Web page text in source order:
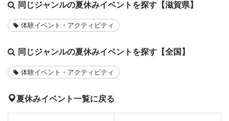
同じジャンルの夏休みイベントを探す【滋賀県】
体験イベント・アクティビティ
同じジャンルの夏休みイベントを探す【全国】
体験イベント・アクティビティ
夏休みイベント一覧に戻る